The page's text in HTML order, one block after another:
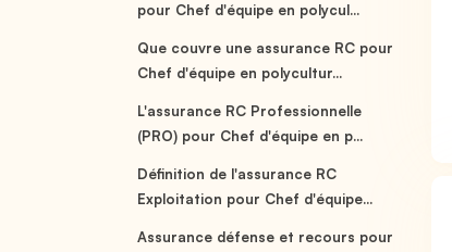
pour Chef d'équipe en polycul...
Que couvre une assurance RC pour
Chef d'équipe en polycultur...
L'assurance RC Professionnelle
(PRO) pour Chef d'équipe en p...
Définition de l'assurance RC
Exploitation pour Chef d'équipe...
Assurance défense et recours pour